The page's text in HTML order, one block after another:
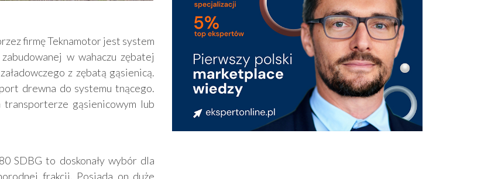
firmę Teknamotor jest system
w wahaczu zębatej
z zębatą gąsienicą.
drewna do systemu tnącego.
gąsienicowym lub
SDBG to doskonały wybór dla
frakcji. Posiada on duże